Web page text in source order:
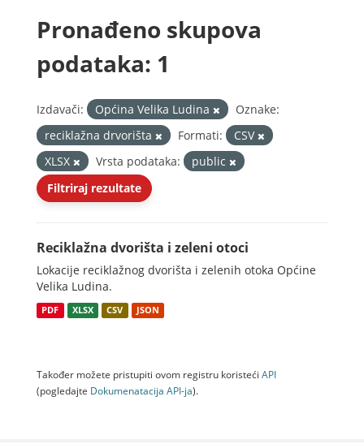
Pronađeno skupova
podataka: 1
Izdavači: Općina Velika Ludina
Oznake:
reciklažna drvorišta
Formati:
CSV
XLSX
Vrsta podataka:
public
Filtriraj rezultate
Reciklažna dvorišta i zeleni otoci
Lokacije reciklažnog dvorišta i zelenih otoka Općine
Velika Ludina.
PDF XLSX CSV JSON
Također možete pristupiti ovom registru koristeći API
(pogledajte Dokumenаtаcijа API-jа).